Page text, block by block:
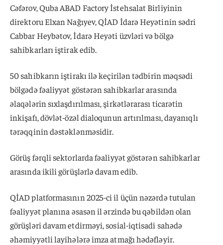
Cəfərov, Quba ABAD Factory İstehsalat Birliyinin
direktoru Elxan Nağıyev, QİAD İdarə Heyətinin sədri
Cabbar Heybətov, İdarə Heyəti üzvləri və bölgə
sahibkarları iştirak edib.
50 sahibkarın iştirakı ilə keçirilən tədbirin məqsədi
bölgədə fəaliyyət göstərən sahibkarlar arasında
əlaqələrin sıxlaşdırılması, şirkətlərarası ticarətin
inkişafı, dövlət-özəl dialoqunun artırılması, dayanıqlı
tərəqqinin dəstəklənməsidir.
Görüş fərqli sektorlarda fəaliyyət göstərən sahibkarlar
arasında ikili görüşlərlə davam edib.
QİAD platformasının 2025-ci il üçün nəzərdə tutulan
fəaliyyət planına əsasən il ərzində bu qəbildən olan
görüşləri davam etdirməyi, sosial-iqtisadi sahədə
əhəmiyyətli layihələrə imza atmağı hədəfləyir.